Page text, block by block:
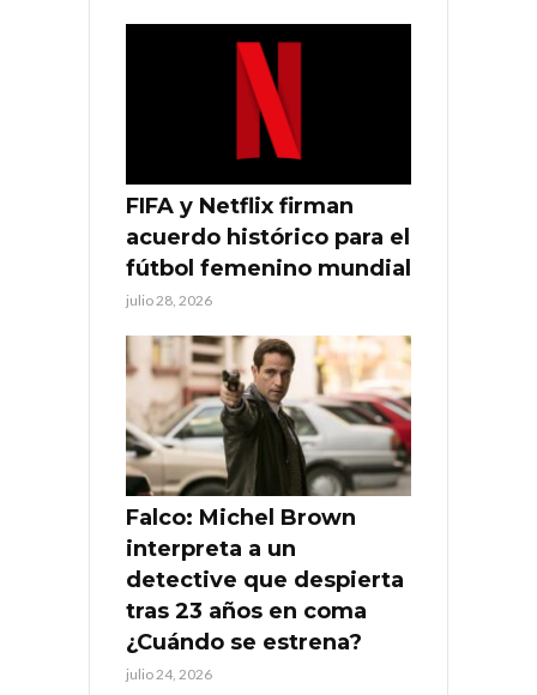
FIFA y Netflix firman
acuerdo histórico para el
fútbol femenino mundial
julio 28, 2026
Falco: Michel Brown
interpreta a un
detective que despierta
tras 23 años en coma
¿Cuándo se estrena?
julio 24, 2026